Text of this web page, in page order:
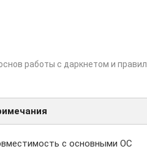
работы с даркнетом и правил
с основными ОС